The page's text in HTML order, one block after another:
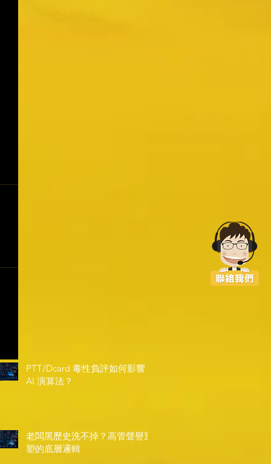
PTT/Dcard 毒性負評如何影響
AI 演算法？
老闆黑歷史洗不掉？高管聲譽重
塑的底層邏輯